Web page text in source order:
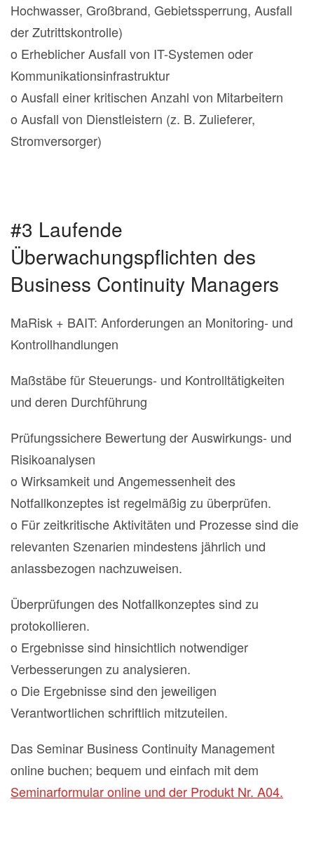
Hochwasser, Großbrand, Gebietssperrung, Ausfall
der Zutrittskontrolle)
o Erheblicher Ausfall von IT-Systemen oder
Kommunikationsinfrastruktur
o Ausfall einer kritischen Anzahl von Mitarbeitern
o Ausfall von Dienstleistern (z. B. Zulieferer,
Stromversorger)
#3 Laufende
Überwachungspflichten des
Business Continuity Managers
MaRisk + BAIT: Anforderungen an Monitoring- und
Kontrollhandlungen
Maßstäbe für Steuerungs- und Kontrolltätigkeiten
und deren Durchführung
Prüfungssichere Bewertung der Auswirkungs- und
Risikoanalysen
o Wirksamkeit und Angemessenheit des
Notfallkonzeptes ist regelmäßig zu überprüfen.
o Für zeitkritische Aktivitäten und Prozesse sind die
relevanten Szenarien mindestens jährlich und
anlassbezogen nachzuweisen.
Überprüfungen des Notfallkonzeptes sind zu
protokollieren.
o Ergebnisse sind hinsichtlich notwendiger
Verbesserungen zu analysieren.
o Die Ergebnisse sind den jeweiligen
Verantwortlichen schriftlich mitzuteilen.
Das Seminar Business Continuity Management
online buchen; bequem und einfach mit dem
Seminarformular online und der Produkt Nr. A04.